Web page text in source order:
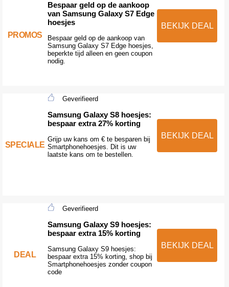
PROMOS
Bespaar geld op de aankoop
van Samsung Galaxy S7 Edge
hoesjes
Bespaar geld op de aankoop van
Samsung Galaxy S7 Edge hoesjes,
beperkte tijd alleen en geen coupon
nodig.
BEKIJK DEAL
SPECIALE
Geverifieerd
Samsung Galaxy S8 hoesjes:
bespaar extra 27% korting
Grijp uw kans om € te besparen bij
Smartphonehoesjes. Dit is uw
laatste kans om te bestellen.
BEKIJK DEAL
DEAL
Geverifieerd
Samsung Galaxy S9 hoesjes:
bespaar extra 15% korting
Samsung Galaxy S9 hoesjes:
bespaar extra 15% korting, shop bij
Smartphonehoesjes zonder coupon
code
BEKIJK DEAL